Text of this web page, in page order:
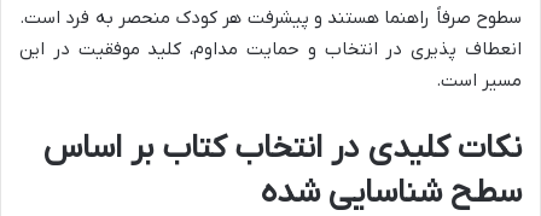
سطوح صرفاً راهنما هستند و پیشرفت هر کودک منحصر به فرد است.
انعطاف پذیری در انتخاب و حمایت مداوم، کلید موفقیت در این
مسیر است.
نکات کلیدی در انتخاب کتاب بر اساس
سطح شناسایی شده